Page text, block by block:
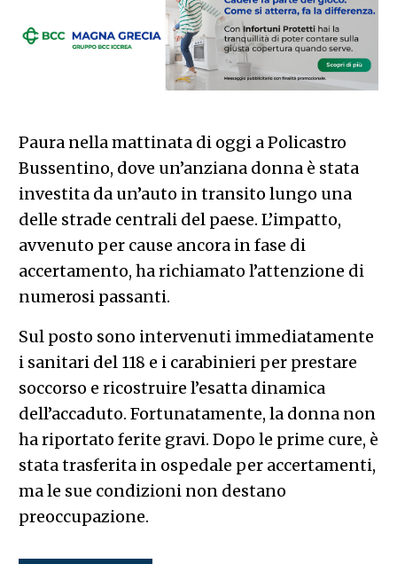
Paura nella mattinata di oggi a Policastro
Bussentino, dove un’anziana donna è stata
investita da un’auto in transito lungo una
delle strade centrali del paese. L’impatto,
avvenuto per cause ancora in fase di
accertamento, ha richiamato l’attenzione di
numerosi passanti.
Sul posto sono intervenuti immediatamente
i sanitari del 118 e i carabinieri per prestare
soccorso e ricostruire l’esatta dinamica
dell’accaduto. Fortunatamente, la donna non
ha riportato ferite gravi. Dopo le prime cure, è
stata trasferita in ospedale per accertamenti,
ma le sue condizioni non destano
preoccupazione.